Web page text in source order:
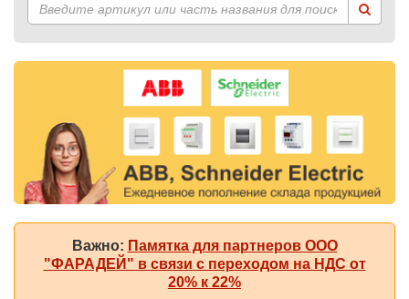
Важно: Памятка для партнеров ООО
"ФАРАДЕЙ" в связи с переходом на НДС от
20% к 22%